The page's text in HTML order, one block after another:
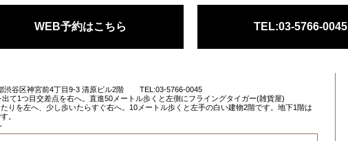
WEB予約はこちら TEL:03-5766-0045
渋谷区神宮前4丁目9-3 清原ビル2階
TEL:03-5766-0045
出て1つ目交差点を右へ。直進50メートル歩くと左側にフライングタイガー(雑貨屋)
りを左へ、少し歩いたらすぐ右へ。10メートル歩くと左手の白い建物2階です。地下1階は
。